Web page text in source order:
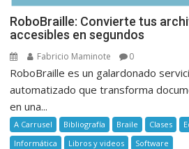
RoboBraille: Convierte tus
accesibles en segundos
Fabricio Maminote 0
RoboBraille es un galardonado
automatizado que transforma
en una...
A Carrusel Bibliografía Braile Clases
Informática
Libros y videos Software